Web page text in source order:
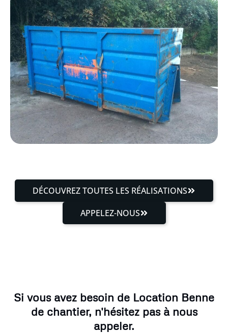
DÉCOUVREZ TOUTES LES RÉALISATIONS
APPELEZ-NOUS
Si vous avez besoin de Location Benne
de chantier, n'hésitez pas à nous
appeler.